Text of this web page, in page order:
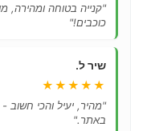
"קנייה בטוחה ומהירה,
כוכבים!"
שיר ל.
★★★★★
"מהיר, יעיל והכי חשוב
באתר."